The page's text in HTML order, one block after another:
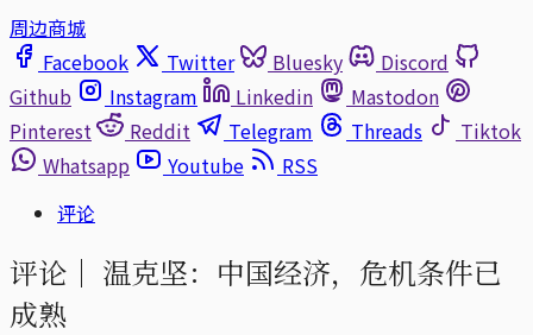
周边商城
Facebook
Twitter Bluesky
Discord
Github
Instagram Linkedin
Mastodon
Pinterest
Reddit Telegram Threads
Tiktok
Whatsapp
Youtube
RSS
评论
评论｜ 温克坚：中国经济，危机条件已
成熟